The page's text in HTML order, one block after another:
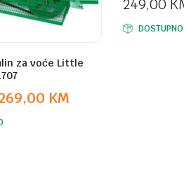
za voće Little
KM
249,00
DOSTUPNO